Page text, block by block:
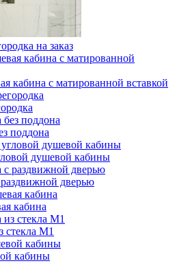
на заказ
кабина с матированной вставкой
поддона
душевой кабины
дверью
кабина
стекла М1
кабины